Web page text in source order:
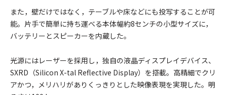
また，壁だけではなく，テーブルや床などにも投写することが可
能。片手で簡単に持ち運べる本体幅約8センチの小型サイズに，
バッテリーとスピーカーを内蔵した。
光源にはレーザーを採用し，独自の液晶ディスプレイデバイス、
SXRD（Silicon X-tal Reflective Display）を搭載。高精細でクリ
アかつ，メリハリがありくっきりとした映像表現を実現した。明